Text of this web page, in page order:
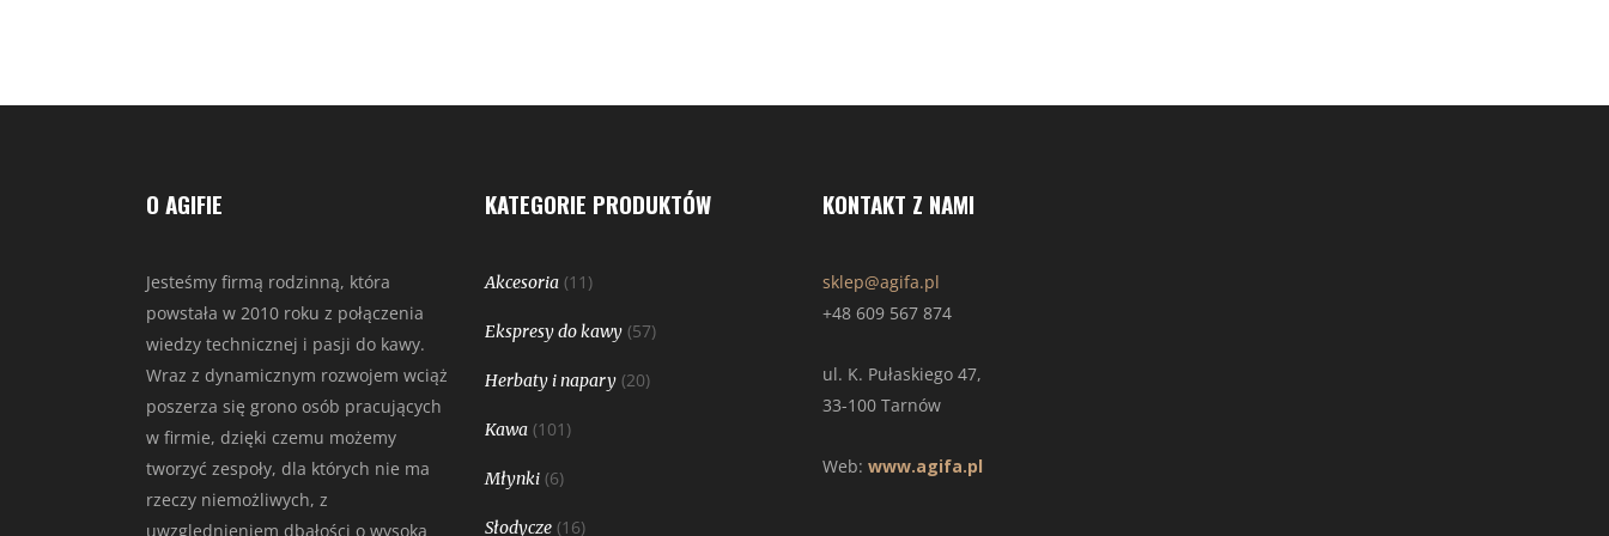
O AGIFIE
Jesteśmy firmą rodzinną, która
powstała w 2010 roku z połączenia
wiedzy technicznej i pasji do kawy.
Wraz z dynamicznym rozwojem wciąż
poszerza się grono osób pracujących
w firmie, dzięki czemu możemy
tworzyć zespoły, dla których nie ma
rzeczy niemożliwych, z
uwzględnieniem dbałości o wysoką
KATEGORIE PRODUKTÓW
Akcesoria (11)
Ekspresy do kawy (57)
Herbaty i napary (20)
Kawa (101)
Młynki (6)
Słodycze (16)
KONTAKT Z NAMI
sklep@agifa.pl
+48 609 567 874
ul. K. Pułaskiego 47,
33-100 Tarnów
Web: www.agifa.pl